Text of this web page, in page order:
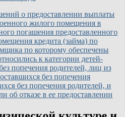
о предоставлении выплаты
жилого помещения в
погашения предоставленного
кредита (займа) по
по которому обеспечены
к категории детей-
попечения родителей, лиц из
без попечения
без попечения родителей, и
об отказе в ее предоставлении